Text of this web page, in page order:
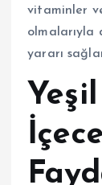
vitaminler
olmalarıyla
yararı